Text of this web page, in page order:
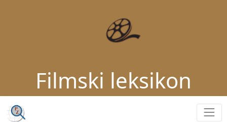
Filmski leksikon